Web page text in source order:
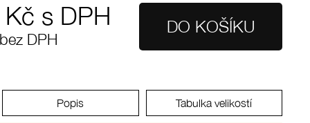
Kč s DPH
DPH
Popis Tabulka velikostí